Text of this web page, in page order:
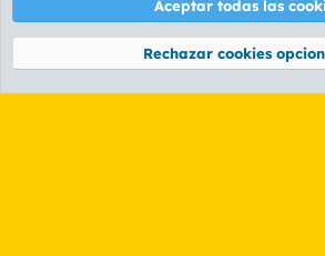
Términos y reglas Política
Community platform by XenForo® © 2010-2026
Aceptar todas las
Rechazar cookies